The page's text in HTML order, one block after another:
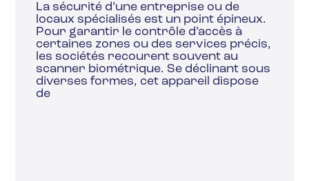
La sécurité d’une entreprise ou de
locaux spécialisés est un point épineux.
Pour garantir le contrôle d’accès à
certaines zones ou des services précis,
les sociétés recourent souvent au
scanner biométrique. Se déclinant sous
diverses formes, cet appareil dispose
de